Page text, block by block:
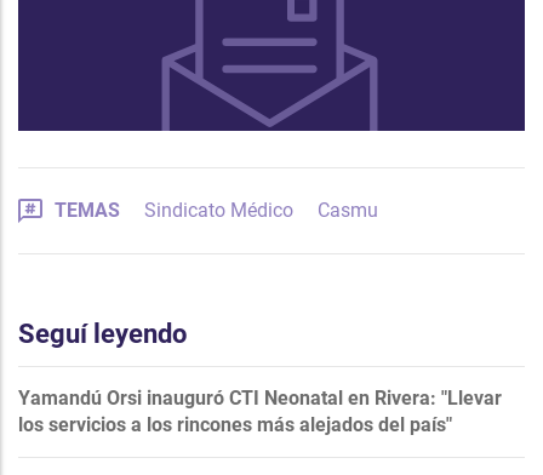
TEMAS Sindicato Médico Casmu
Seguí leyendo
Yamandú Orsi inauguró CTI Neonatal en Rivera: "Llevar
los servicios a los rincones más alejados del país"